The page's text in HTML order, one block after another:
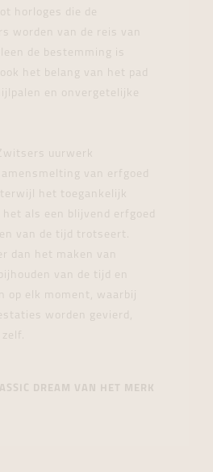
horloges die de
worden van de reis van
de bestemming is
het belang van het pad
en onvergetelijke
uurwerk
van erfgoed
terwijl het toegankelijk
als een blijvend erfgoed
van de tijd trotseert.
dan het maken van
van de tijd en
op elk moment, waarbij
worden gevierd,
DREAM VAN HET MERK